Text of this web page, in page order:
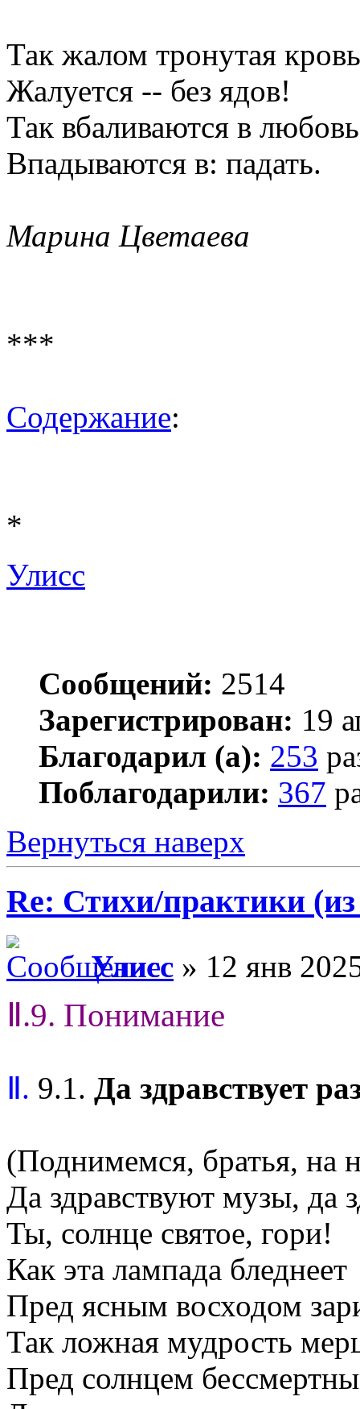
Так жалом тронутая кровь
Жалуется -- без ядов!
Так вбаливаются в
Впадываются в: падать.
Марина Цветаева
***
Содержание:
*
Улисс
Сообщений: 2514
Зарегистрирован: 19
Благодарил (а): 253
Поблагодарили: 367
Вернуться наверх
Re: Стихи/практики
Улисс » 12 янв
Ⅱ.9. Понимание
Ⅱ. 9.1. Да здравствует
(Поднимемся, братья, на
Да здравствуют музы, да
Ты, солнце святое, гори!
Как эта лампада бледнеет
Пред ясным восходом
Так ложная мудрость
Пред солнцем